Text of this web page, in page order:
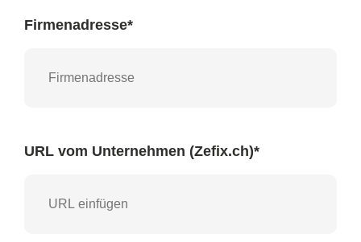
Firmenadresse*
URL vom Unternehmen (Zefix.ch)*